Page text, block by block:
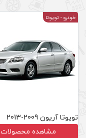
خودرو - تویوتا
تویوتا آریون 2009-2013
مشاهده محصولات